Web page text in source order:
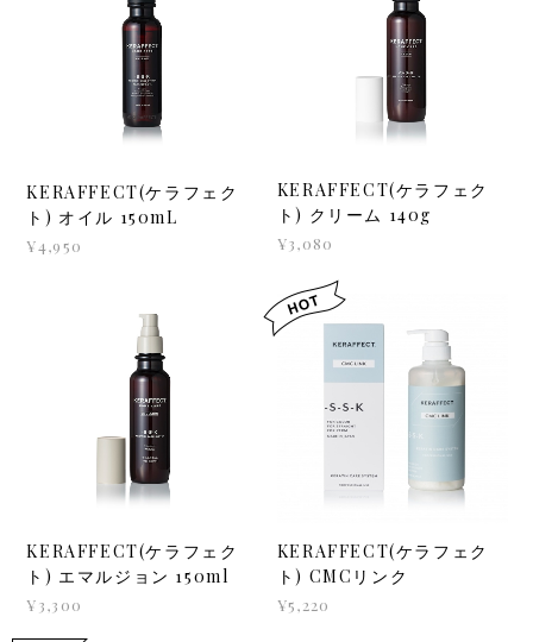
KERAFFECT(ケラフェク
ト) オイル 150mL
¥4,950
KERAFFECT(ケラフェク
ト) クリーム 140g
¥3,080
KERAFFECT(ケラフェク
ト) エマルジョン 150ml
¥3,300
KERAFFECT(ケラフェク
ト) CMCリンク
¥5,220